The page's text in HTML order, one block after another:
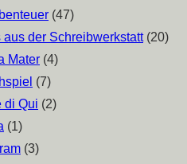
(47)
aus der Schreibwerkstatt (20)
Mater (4)
(7)
di Qui (2)
(1)
(3)